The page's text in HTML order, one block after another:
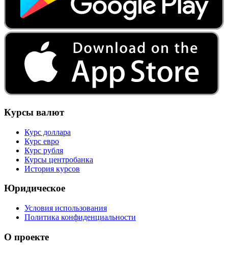
Курсы валют
Курс доллара
Курс евро
Курс рубля
Курсы центробанка
История курсов
Юридическое
Условия использования
Политика конфиденциальности
О проекте